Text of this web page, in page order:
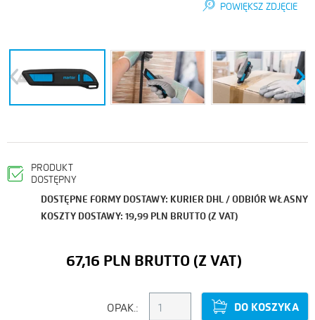
POWIĘKSZ ZDJĘCIE
Previous Next
PRODUKT
DOSTĘPNY
DOSTĘPNE FORMY DOSTAWY: KURIER DHL / ODBIÓR WŁASNY
KOSZTY DOSTAWY: 19,99 PLN BRUTTO (Z VAT)
67,16 PLN
OPAK.: DO KOSZYKA